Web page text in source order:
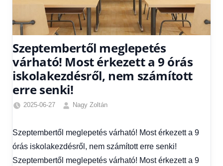
Szeptembertől meglepetés
várható! Most érkezett a 9 órás
iskolakezdésről, nem számított
erre senki!
2025-06-27
Nagy Zoltán
iskolakezdés
2025,
Egyéb,
Szeptembertől meglepetés várható! Most érkezett a 9
órás iskolakezdésről, nem számított erre senki!
Szeptembertől meglepetés várható! Most érkezett a 9